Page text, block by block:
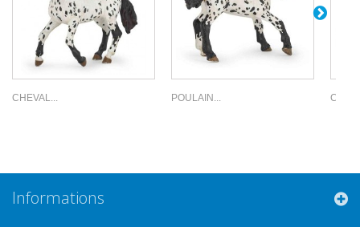
CHEVAL... POULAIN...
Informations